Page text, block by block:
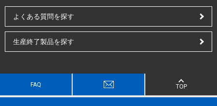
よくある質問を探す
生産終了製品を探す
FAQ TOP